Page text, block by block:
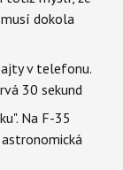
dokola
v telefonu.
30 sekund
Na F-35